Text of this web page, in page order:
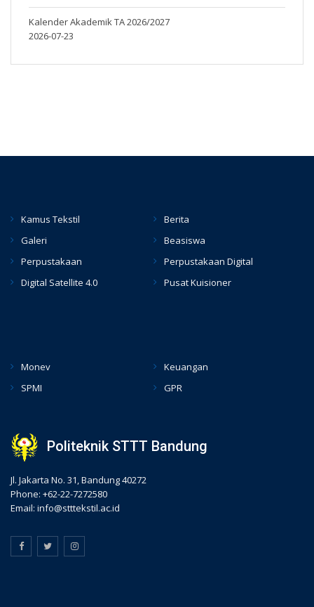
Kalender Akademik TA 2026/2027
2026-07-23
Kamus Tekstil
Berita
Galeri
Beasiswa
Perpustakaan
Perpustakaan Digital
Digital Satellite 4.0
Pusat Kuisioner
Monev
Keuangan
SPMI
GPR
Politeknik STTT Bandung
Jl. Jakarta No. 31, Bandung 40272
Phone: +62-22-7272580
Email: info@stttekstil.ac.id